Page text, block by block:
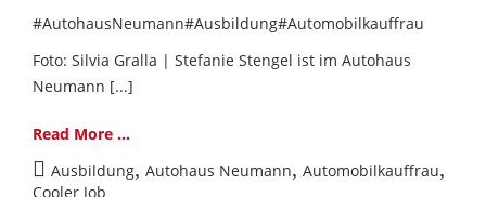
#AutohausNeumann#Ausbildung#Automobilkauffrau
Foto: Silvia Gralla | Stefanie Stengel ist im Autohaus
Neumann [...]
Read More ...
Ausbildung, Autohaus Neumann, Automobilkauffrau,
Cooler Job